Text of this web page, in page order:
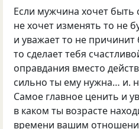
Если мужчина хочет быть
не хочет изменять то не
и уважает то не
то сделает тебя
оправдания вместо
сильно ты ему нужна… и.
Самое главное ценить и
в каком ты возрасте
времени вашим